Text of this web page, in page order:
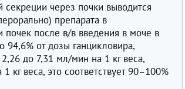
через почки выводится
препарата в
после в/в введения в моче в
94,6% от дозы ганцикловира,
до 7,31 мл/мин на 1 кг веса,
веса, это соответствует 90–100%